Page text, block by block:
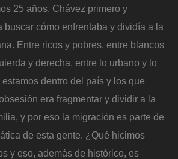
25 años, Chávez primero y
buscar cómo enfrentaba y dividía a la
Entre ricos y pobres, entre blancos
y derecha, entre lo urbano y lo
dentro del país y los que
era fragmentar y dividir a la
y por eso la migración es parte de
de esta gente. ¿Qué hicimos
y eso, además de histórico, es